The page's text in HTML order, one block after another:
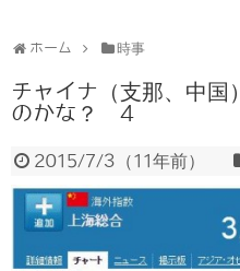
ホーム 時事
チャイナ（支那、中国
のかな？ 4
2015/7/3 （11年前）